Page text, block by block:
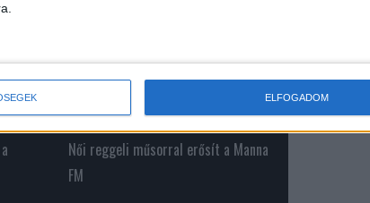
ELFOGADOM
Női reggeli műsorral erősít a Manna
FM